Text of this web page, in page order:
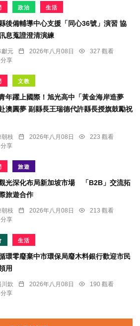
政治 生活
後備輔導中心支援「同心36號」演習 協
息蒐證澄清演練
獻元 2026年八月08日
327 觀看
享
文教
年躍上國際！旭光高中「黃金海岸造夢
澳圓夢 副縣長王瑞德代許縣長授旗鼓勵祝
朝枝 2026年八月08日
223 觀看
享
旅遊
光深化布局新加坡市場 「B2B」交流拓
旅遊合作
朝枝 2026年八月08日
213 觀看
享
生活
環零廢棄中市環保局廢木料銀行歡迎市民
用
川欽 2026年八月08日
190 觀看
享